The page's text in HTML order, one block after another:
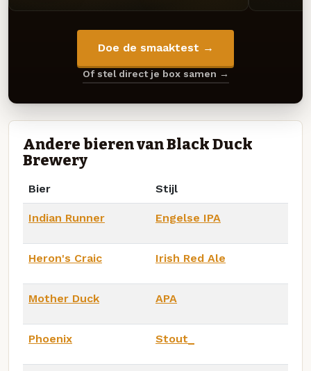
Doe de smaaktest →
Of stel direct je box samen →
Andere bieren van Black Duck
Brewery
Bier Stijl
Indian Runner Engelse IPA
Heron's Craic Irish Red Ale
Mother Duck APA
Phoenix Stout_